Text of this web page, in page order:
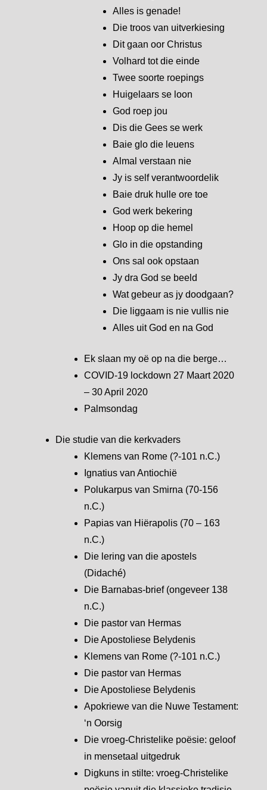
Alles is genade!
Die troos van uitverkiesing
Dit gaan oor Christus
Volhard tot die einde
Twee soorte roepings
Huigelaars se loon
God roep jou
Dis die Gees se werk
Baie glo die leuens
Almal verstaan nie
Jy is self verantwoordelik
Baie druk hulle ore toe
God werk bekering
Hoop op die hemel
Glo in die opstanding
Ons sal ook opstaan
Jy dra God se beeld
Wat gebeur as jy doodgaan?
Die liggaam is nie vullis nie
Alles uit God en na God
Ek slaan my oë op na die berge…
COVID-19 lockdown 27 Maart 2020
– 30 April 2020
Palmsondag
Die studie van die kerkvaders
Klemens van Rome (?-101 n.C.)
Ignatius van Antiochië
Polukarpus van Smirna (70-156
n.C.)
Papias van Hiërapolis (70 – 163
n.C.)
Die lering van die apostels
(Didaché)
Die Barnabas-brief (ongeveer 138
n.C.)
Die pastor van Hermas
Die Apostoliese Belydenis
Klemens van Rome (?-101 n.C.)
Die pastor van Hermas
Die Apostoliese Belydenis
Apokriewe van die Nuwe Testament:
‘n Oorsig
Die vroeg-Christelike poësie: geloof
in mensetaal uitgedruk
Digkuns in stilte: vroeg-Christelike